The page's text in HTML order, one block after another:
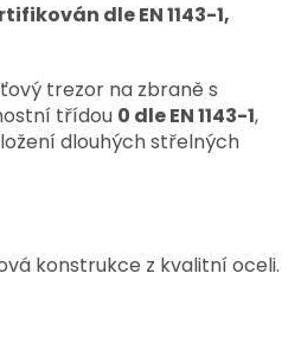
dle EN 1143-1,
trezor na zbraně s
třídou 0 dle EN 1143-1,
dlouhých střelných
konstrukce z kvalitní oceli.